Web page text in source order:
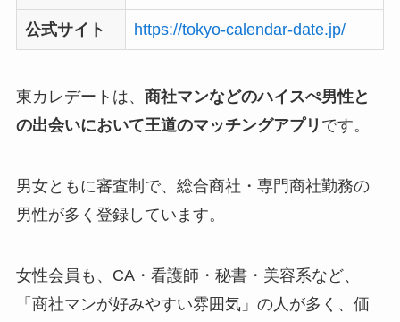
公式サイト https://tokyo-calendar-date.jp/
東カレデートは、 商社マンなどのハイスぺ男性と
の出会いにおいて王道のマッチングアプリ です。
男女ともに審査制で、総合商社・専門商社勤務の
男性が多く登録しています。
女性会員も、CA・看護師・秘書・美容系など、
「商社マンが好みやすい雰囲気」の人が多く、価